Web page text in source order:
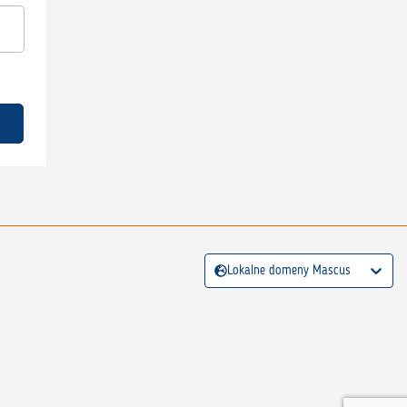
Lokalne domeny Mascus